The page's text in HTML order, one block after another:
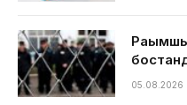
05.08.2026